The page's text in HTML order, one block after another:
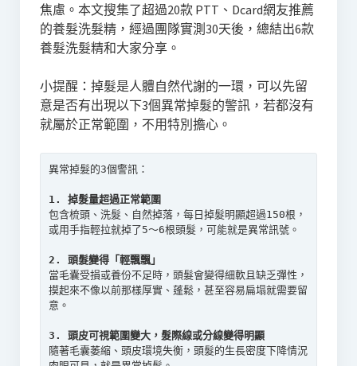
焦慮。本文搜集了超過20款 PTT、Dcard網友推薦
的養髮洗髮精，經過團隊實測30天後，總結出6款
養髮洗髮精和大家分享。
小提醒：掉髮是人體自然代謝的一環，可以先留
意是否有出現以下3個異常掉髮的警訊，若都沒有
就屬於正常範圍，不用特別擔心。
異常掉髮的3個警訊：
1. 掉髮量超過正常範圍
包含梳頭、洗髮、自然掉落，每日掉髮明顯超過150根，
或用手指輕拉就掉了5～6根頭髮，可能就是異常訊號。
2. 頭髮變得「輕飄飄」
當毛囊受損或養份不足時，頭髮會變得細軟且缺乏彈性，
摸起來不像以前那樣厚實、蓬鬆，甚至容易扁塌就需要留
意。
3. 頭皮可視範圍變大，髮際線或分線變得明顯
隨著毛囊萎縮、頭皮環境失衡，頭髮的生長密度下降情況